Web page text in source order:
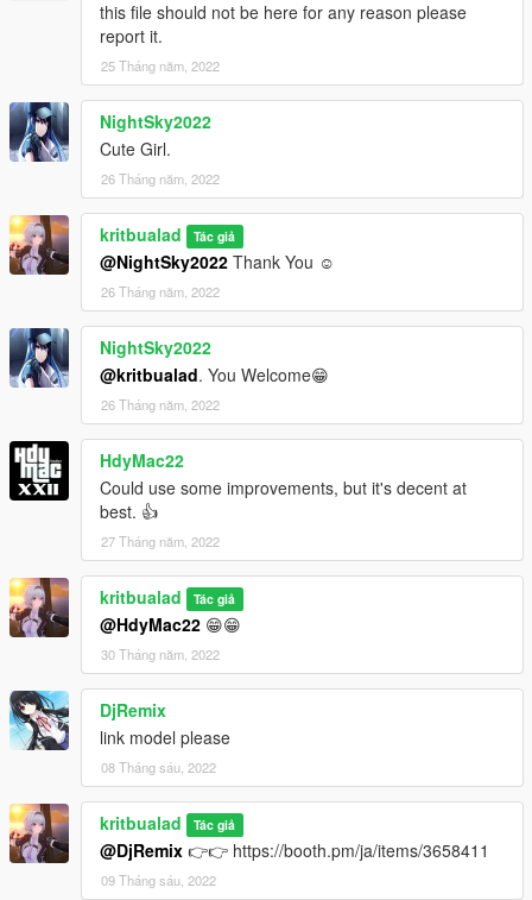
this file should not be here for any reason please
report it.
25 Tháng năm, 2022
NightSky2022
Cute Girl.
26 Tháng năm, 2022
kritbualad Tác giả
@NightSky2022 Thank You ☺️
26 Tháng năm, 2022
NightSky2022
@kritbualad. You Welcome😁
26 Tháng năm, 2022
HdyMac22
Could use some improvements, but it's decent at
best. 👍
27 Tháng năm, 2022
kritbualad Tác giả
@HdyMac22 😁😁
30 Tháng năm, 2022
DjRemix
link model please
08 Tháng sáu, 2022
kritbualad Tác giả
@DjRemix 👉👉 https://booth.pm/ja/items/3658411
09 Tháng sáu, 2022